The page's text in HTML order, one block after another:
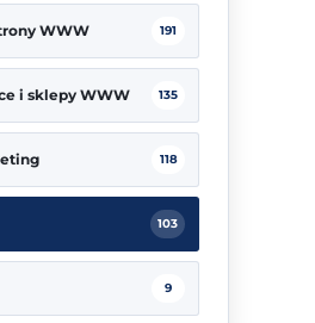
WWW 191
i sklepy WWW 135
118
103
9